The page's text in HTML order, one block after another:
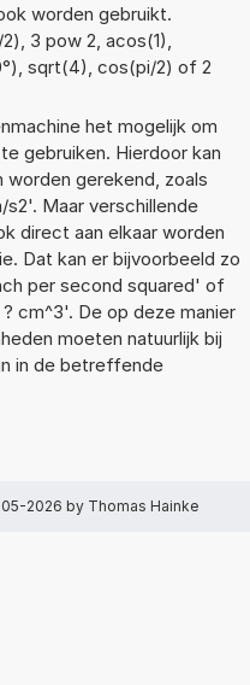
worden gebruikt.
3 pow 2, acos(1),
sqrt(4), cos(pi/2) of 2
het mogelijk om
gebruiken. Hierdoor kan
gerekend, zoals
Maar verschillende
direct aan elkaar worden
Dat kan er bijvoorbeeld zo
per second squared' of
cm^3'. De op deze manier
moeten natuurlijk bij
in de betreffende
2026 by Thomas Hainke